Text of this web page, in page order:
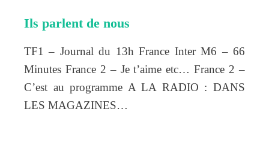
Ils parlent de nous
TF1 – Journal du 13h France Inter M6 – 66
Minutes France 2 – Je t’aime etc… France 2 –
C’est au programme A LA RADIO : DANS
LES MAGAZINES…